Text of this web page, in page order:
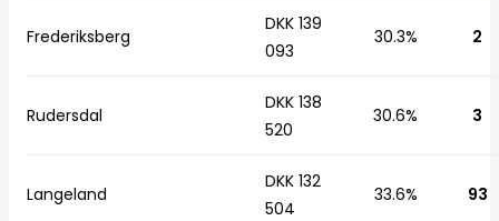
Frederiksberg
DKK 139
093
30.3% 2
Rudersdal
DKK 138
520
30.6% 3
Langeland
DKK 132
504
33.6% 93